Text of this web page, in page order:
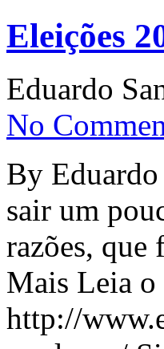
Eleições
Eduardo
No
By Eduardo
sair um
razões,
Mais Leia
http://